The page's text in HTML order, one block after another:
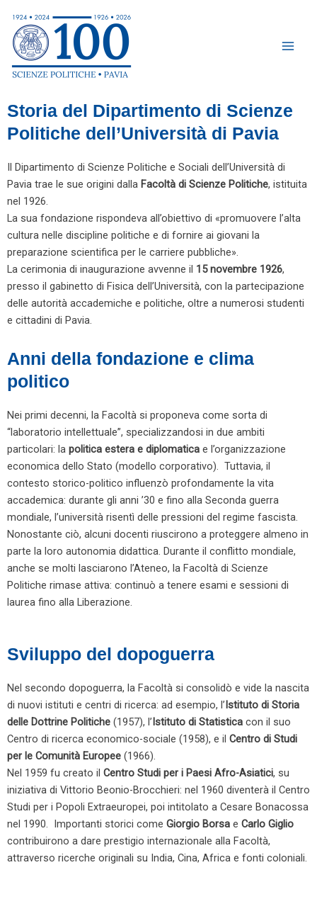
contenuto
Storia del Dipartimento di Scienze
Politiche dell’Università di Pavia
Il Dipartimento di Scienze Politiche e Sociali dell’Università di
Pavia trae le sue origini dalla Facoltà di Scienze Politiche, istituita
nel 1926.
La sua fondazione rispondeva all’obiettivo di «promuovere l’alta
cultura nelle discipline politiche e di fornire ai giovani la
preparazione scientifica per le carriere pubbliche».
La cerimonia di inaugurazione avvenne il 15 novembre 1926,
presso il gabinetto di Fisica dell’Università, con la partecipazione
delle autorità accademiche e politiche, oltre a numerosi studenti
e cittadini di Pavia.
Anni della fondazione e clima
politico
Nei primi decenni, la Facoltà si proponeva come sorta di
“laboratorio intellettuale”, specializzandosi in due ambiti
particolari: la politica estera e diplomatica e l’organizzazione
economica dello Stato (modello corporativo). Tuttavia, il
contesto storico-politico influenzò profondamente la vita
accademica: durante gli anni ’30 e fino alla Seconda guerra
mondiale, l’università risentì delle pressioni del regime fascista.
Nonostante ciò, alcuni docenti riuscirono a proteggere almeno in
parte la loro autonomia didattica. Durante il conflitto mondiale,
anche se molti lasciarono l’Ateneo, la Facoltà di Scienze
Politiche rimase attiva: continuò a tenere esami e sessioni di
laurea fino alla Liberazione.
Sviluppo del dopoguerra
Nel secondo dopoguerra, la Facoltà si consolidò e vide la nascita
di nuovi istituti e centri di ricerca: ad esempio, l’Istituto di Storia
delle Dottrine Politiche (1957), l’Istituto di Statistica con il suo
Centro di ricerca economico-sociale (1958), e il Centro di Studi
per le Comunità Europee (1966).
Nel 1959 fu creato il Centro Studi per i Paesi Afro-Asiatici, su
iniziativa di Vittorio Beonio-Brocchieri: nel 1960 diventerà il Centro
Studi per i Popoli Extraeuropei, poi intitolato a Cesare Bonacossa
nel 1990. Importanti storici come Giorgio Borsa e Carlo Giglio
contribuirono a dare prestigio internazionale alla Facoltà,
attraverso ricerche originali su India, Cina, Africa e fonti coloniali.